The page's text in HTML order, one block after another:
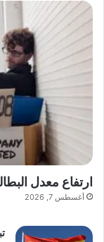
ارتفاع معدل
أغسطس 7, 2026